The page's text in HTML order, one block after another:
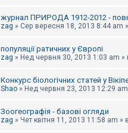
журнал ПРИРОДА 1912-2012 -
zag » Сер вересня 18, 2013 8:44 am
популяції ратичних у Європі
zag » Нед червня 30, 2013 1:03 am »
Конкурс біологічних статей у
Shao » Нед червня 23, 2013 12:29 am
Зоогеографія - базові огляди
zag » Чет квітня 11, 2013 11:58 am » в